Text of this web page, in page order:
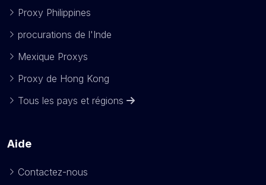
Proxy Philippines
procurations de l'Inde
Mexique Proxys
Proxy de Hong Kong
Tous les pays et régions
Aide
Contactez-nous